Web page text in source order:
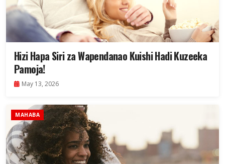
Hizi Hapa Siri za Wapendanao Kuishi Hadi Kuzeeka
Pamoja!
May 13, 2026
MAHABA